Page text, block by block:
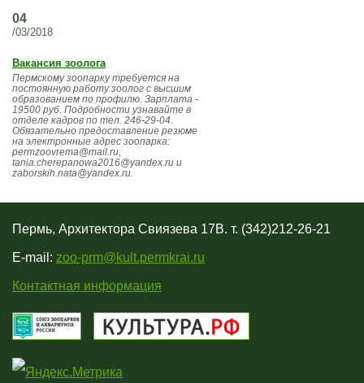
04
/03/2018
Вакансия зоолога
Пермскому зоопарку требуется на
постоянную работу зоолог с высшим
образованием по профилю. Зарплата -
19500 руб. Подробности узнавайте в
отделе кадров по тел. 246-29-04.
Обязательно предоставление резюме
на электронные адрес зоопарка:
permzoovrema@mail.ru,
tania.cherepanowa2016@yandex.ru и
zaborskih.nata@yandex.ru.
Пермь, Архитектора Свиязева 17В. т. (342)212-26-21
E-mail: zoo-prm@kult.permkrai.ru
Контактная информация